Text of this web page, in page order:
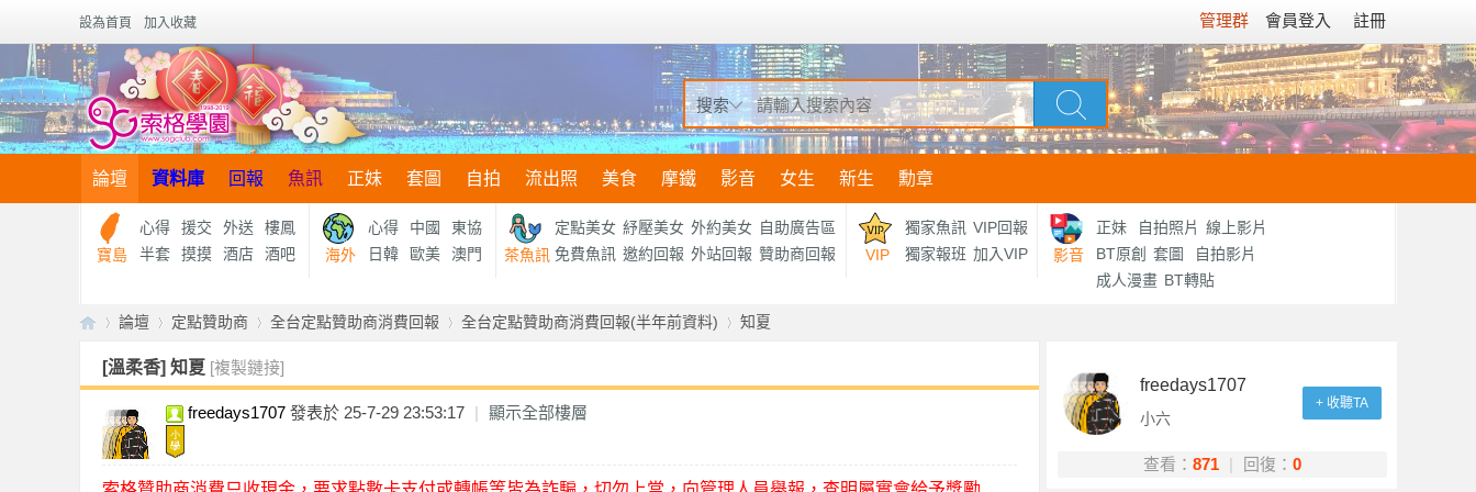
管理群 會員登入 註冊
設為首頁 加入收藏
搜索
論壇 資料庫 回報 魚訊 正妹 套圖 自拍 流出照 美食 摩鐵 影音 女生 新生 勳章
寶島
心得 援交 外送
樓鳳
半套
摸摸 酒店 酒吧 海外
心得 中國
東協
日韓
歐美 澳門 茶魚訊
定點美女 紓壓美女 外約美女 自助廣告區
免費魚訊 邀約回報 外站回報 贊助商回報 VIP
獨家魚訊 VIP回報
獨家報班 加入VIP 影音
正妹 自拍照片 線上影片
BT原創
套圖
自拍影片
成人漫畫 BT轉貼
論壇 定點贊助商
›
全台定點贊助商消費回報
›
全台定點贊助商消費回報(半年前資料) 知夏
[溫柔香] 知夏 [複製鏈接]
freedays1707 發表於 25-7-29 23:53:17 | 顯示全部樓層
freedays1707
小六
+ 收聽TA
查看： 871 | 回復： 0